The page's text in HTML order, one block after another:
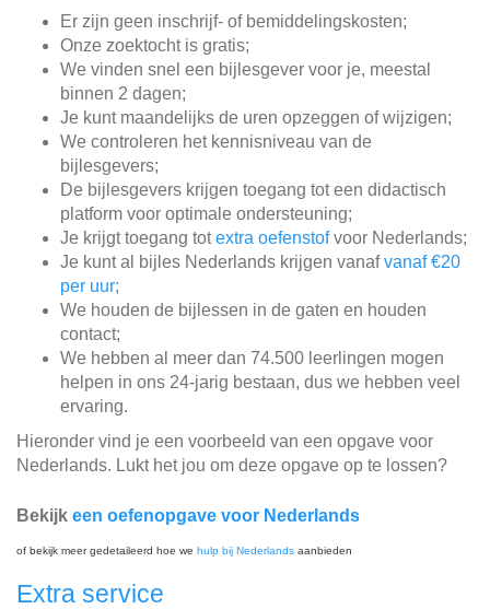
Er zijn geen inschrijf- of bemiddelingskosten;
Onze zoektocht is gratis;
We vinden snel een bijlesgever voor je, meestal
binnen 2 dagen;
Je kunt maandelijks de uren opzeggen of wijzigen;
We controleren het kennisniveau van de
bijlesgevers;
De bijlesgevers krijgen toegang tot een didactisch
platform voor optimale ondersteuning;
Je krijgt toegang totextra oefenstofvoor Nederlands;
Je kunt al bijles Nederlands krijgen vanafvanaf €20
per uur;
We houden de bijlessen in de gaten en houden
contact;
We hebben al meer dan 74.500 leerlingen mogen
helpen in ons 24-jarig bestaan, dus we hebben veel
ervaring.
Hieronder vind je een voorbeeld van een opgave voor
Nederlands. Lukt het jou om deze opgave op te lossen?
Bekijk een oefenopgave voor Nederlands
of bekijk meer gedetaileerd hoe we hulp bij Nederlands aanbieden
Extra service